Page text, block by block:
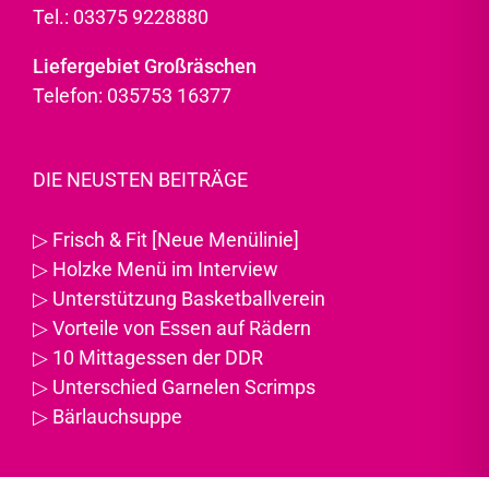
Tel.: 03375 9228880
Liefergebiet Großräschen
Telefon: 035753 16377
DIE NEUSTEN BEITRÄGE
▷ Frisch & Fit [Neue Menülinie]
▷ Holzke Menü im Interview
▷ Unterstützung Basketballverein
▷Vorteile von Essen auf Rädern
▷ 10 Mittagessen der DDR
▷ Unterschied Garnelen Scrimps
▷ Bärlauchsuppe